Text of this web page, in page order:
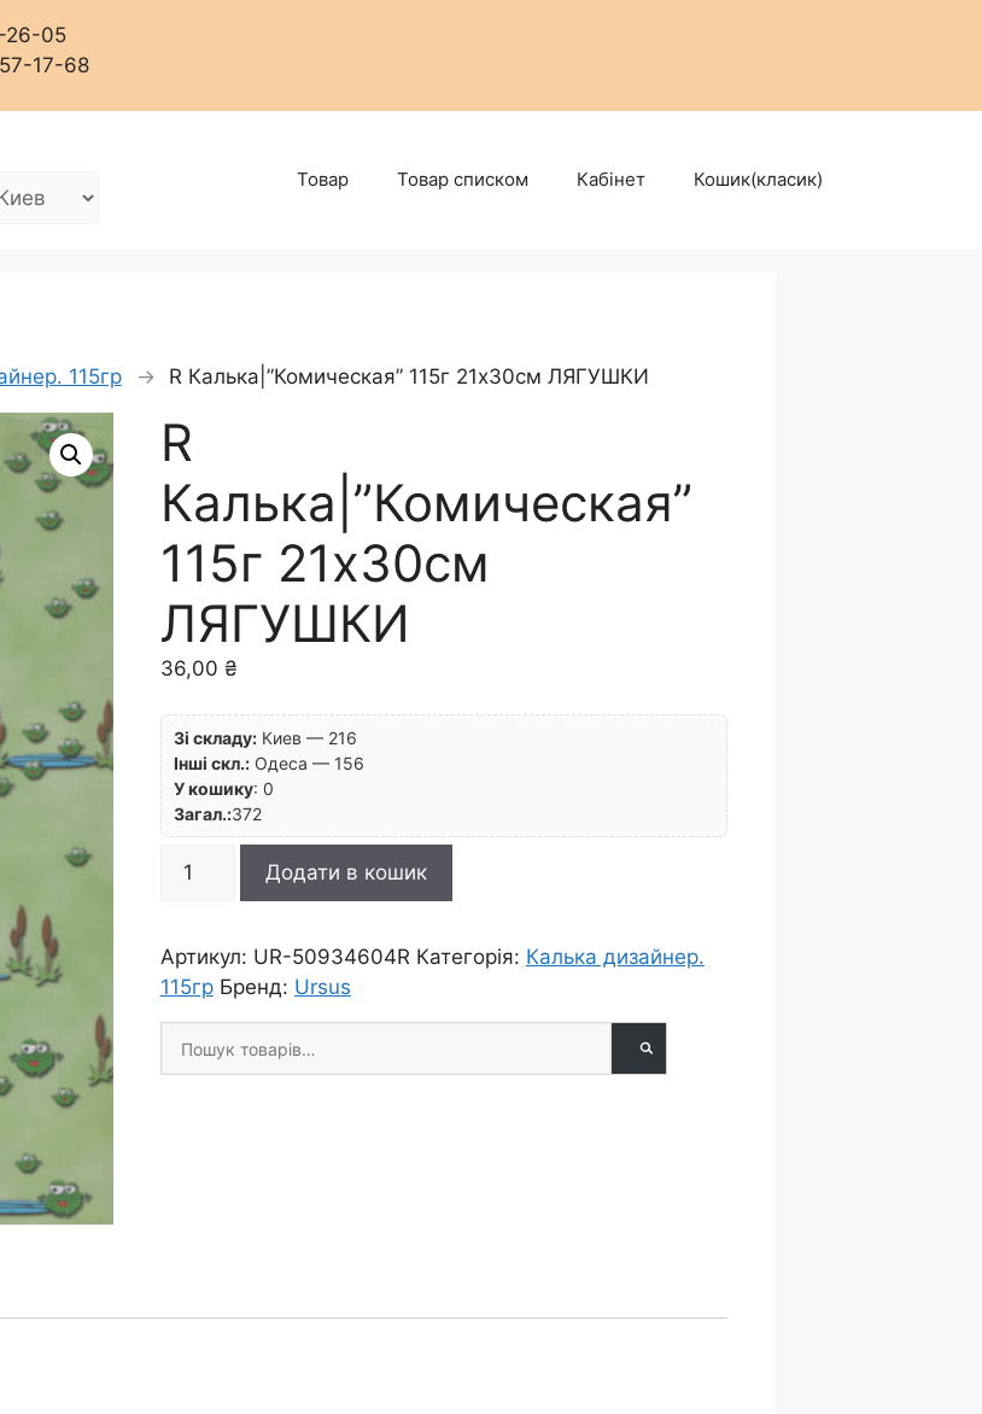
26-05
17-68
Товар Товар списком Кабінет Кошик(класик)
115гр → R Калька|”Комическая” 115г 21х30см ЛЯГУШКИ
R
Калька|”Комическая”
115г 21х30см
ЛЯГУШКИ
36,00 ₴
Зі складу: Киев — 216
Інші скл.:Одеса — 156
У кошику: 0
Загал.:372
Калька|"Комическая"
21х30см
ЛЯГУШКИ
Додати в кошик
Артикул: UR-50934604R Категорія: Калька дизайнер.
115гр Бренд: Ursus
Шукати
товари